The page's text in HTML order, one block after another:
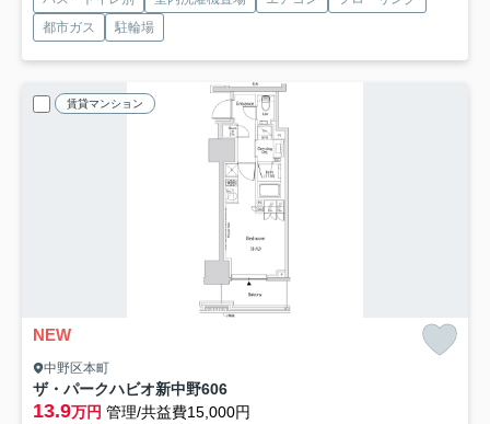
都市ガス
駐輪場
賃貸マンション
NEW
中野区本町
ザ・パークハビオ新中野606
13.9万円 管理/共益費15,000円